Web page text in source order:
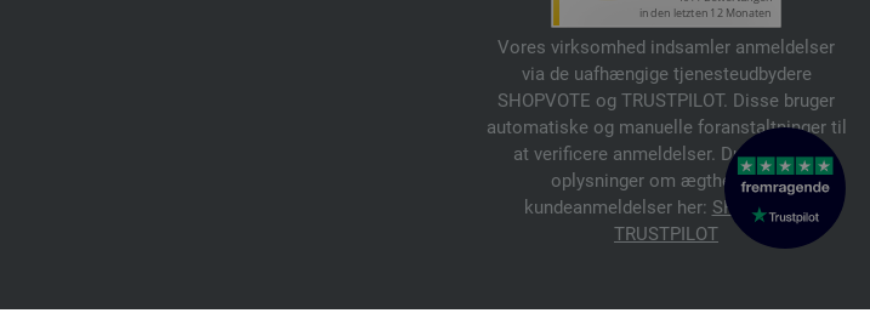
Vores virksomhed indsamler anmeldelser
via de uafhængige tjenesteudbydere
SHOPVOTE og TRUSTPILOT. Disse bruger
automatiske og manuelle foranstaltninger til
at verificere anmeldelser. Du kan finde
oplysninger om ægtheden af
kundeanmeldelser her: SHOPVOTE
TRUSTPILOT